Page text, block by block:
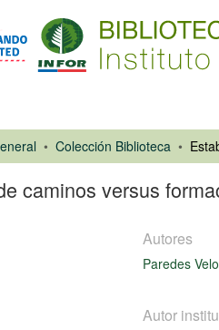
Colección Biblioteca
caminos versus
Autores
Paredes
Autor